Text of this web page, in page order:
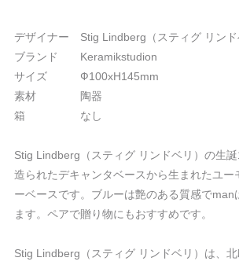
デザイナー Stig Lindberg（スティグ リンド
ブランド Keramikstudion
サイズ Ф100xH145mm
素材 陶器
箱 なし
Stig Lindberg（スティグ リンドベリ）の生
造られたデキャンタベースから生まれたユー
ーベースです。ブルーは艶のある質感でman
ます。ペアで贈り物にもおすすめです。
Stig Lindberg（スティグ リンドベリ）は、